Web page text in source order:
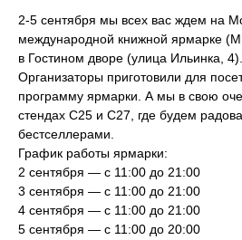
2-5 сентября мы всех вас ждем на
международной книжной ярмарке
в Гостином дворе (улица Ильинка, 4).
Организаторы приготовили для
программу ярмарки. А мы в свою
стендах С25 и С27, где будем
бестселлерами.
График работы ярмарки:
2 сентября — с 11:00 до 21:00
3 сентября — с 11:00 до 21:00
4 сентября — с 11:00 до 21:00
5 сентября — с 11:00 до 20:00